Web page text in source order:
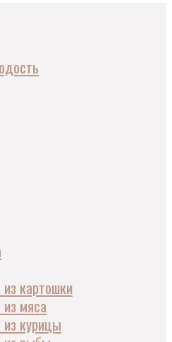
картошки
мяса
курицы